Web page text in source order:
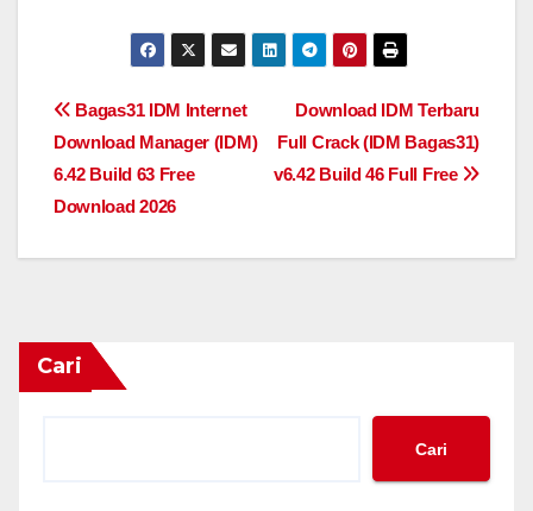
Navigasi
pos
Download IDM Terbaru
Full Crack (IDM Bagas31)
v6.42 Build 46 Full Free
Bagas31 IDM Internet
Download Manager (IDM)
6.42 Build 63 Free
Download 2026
Cari
Cari